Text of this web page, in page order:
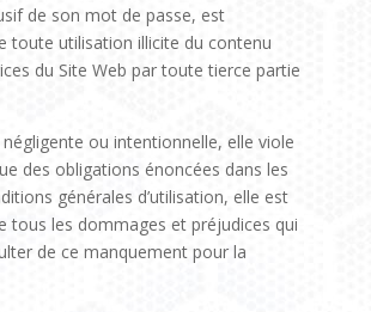
de son mot de passe, est
toute utilisation illicite du contenu
du Site Web par toute tierce partie
ou intentionnelle, elle viole
des obligations énoncées dans les
générales d’utilisation, elle est
tous les dommages et préjudices qui
de ce manquement pour la